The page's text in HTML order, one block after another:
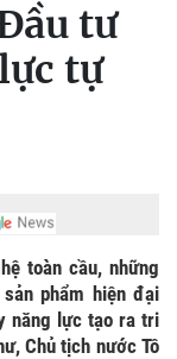
tư
tự
toàn cầu, những
phẩm hiện đại
năng lực tạo ra tri
Chủ tịch nước Tô